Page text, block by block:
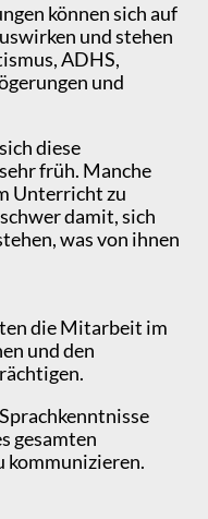
können sich auf
und stehen
ADHS,
und
diese
früh. Manche
Unterricht zu
damit, sich
was von ihnen
die Mitarbeit im
und den
gesamten
kommunizieren.